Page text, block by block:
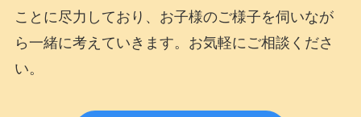
ことに尽力しており、お子様のご様子を伺いなが
ら一緒に考えていきます。お気軽にご相談くださ
い。